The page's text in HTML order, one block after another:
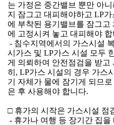
는 가정은 중간밸브 뿐만 아
지 잠그고 대피해야하고 LP가
에 부착된 용기밸브를 잠그고
에 고정시켜 놓고 대피해야
- 침수지역에서의 가스시설
시가스 및 LP가스 시설 모두
게 의뢰하여 안전점검을 받고
히, LP가스 시설의 경우 가스
기 자체가 물에 잠기게 되므
은 후 사용해야 합니다.
□ 휴가의 시작은 가스시설 점
- 휴가나 여행 등 장기간 집